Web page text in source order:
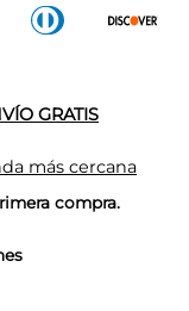
GRATIS
más cercana
compra.